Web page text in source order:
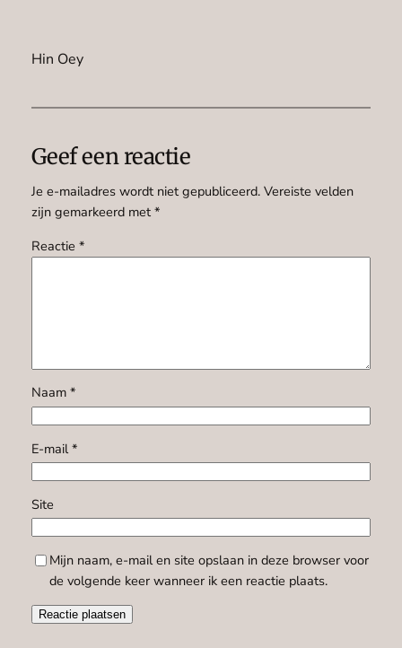
Hin Oey
Geef een reactie
Je e-mailadres wordt niet gepubliceerd. Vereiste velden
zijn gemarkeerd met *
Reactie *
Naam *
E-mail*
Site
Mijn naam, e-mail en site opslaan in deze browser voor
de volgende keer wanneer ik een reactie plaats.